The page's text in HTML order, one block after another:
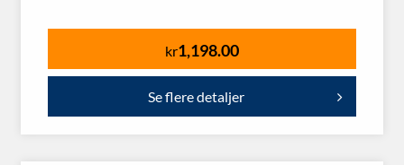
kr1,198.00
Se flere detaljer